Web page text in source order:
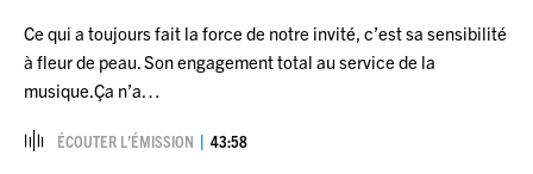
Ce qui a toujours fait la force de notre invité, c’est sa sensibilité
à fleur de peau. Son engagement total au service de la
musique.Ça n’a…
ÉCOUTER L’ÉMISSION 43:58